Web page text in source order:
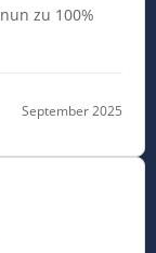
zu 100%
September 2025